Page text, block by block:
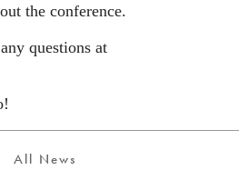
the conference.
questions at
All News